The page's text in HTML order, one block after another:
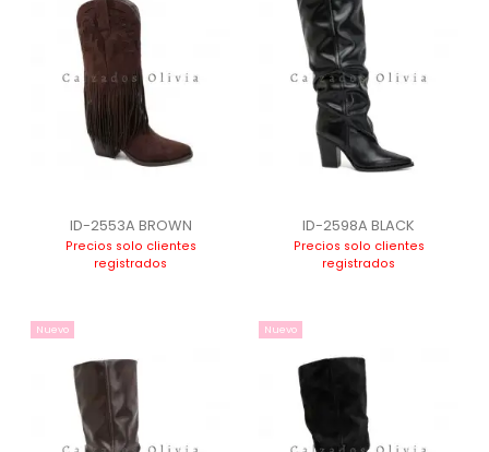
ID-2553A BROWN
Precios solo clientes
registrados
ID-2598A BLACK
Precios solo clientes
registrados
Nuevo Nuevo